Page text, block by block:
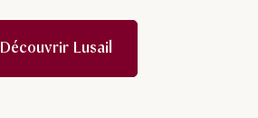
Découvrir Lusail